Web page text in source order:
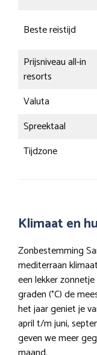
Beste reistijd
Prijsniveau all-in
resorts
Valuta
Spreektaal
Tijdzone
Klimaat en
Zonbestemming
mediterraan
een lekker
graden (°C) de
het jaar geniet je
april t/m juni,
geven we meer